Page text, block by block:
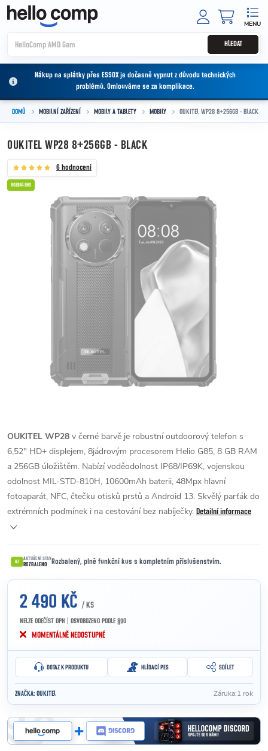
Přejít na obsah
HLEDAT
Nákup na splátky přes ESSOX je dočasně vypnut z důvodu technických
problémů. Omlouváme se za komplikace.
DOMŮ MOBILNÍ ZAŘÍZENÍ MOBILY A TABLETY MOBILY OUKITEL WP28 8+256GB - BLACK
OUKITEL WP28 8+256GB - BLACK
6 hodnocení
ROZBALENO
OUKITEL WP28 v černé barvě je robustní outdoorový telefon s
6,52" HD+ displejem, 8jádrovým procesorem Helio G85, 8 GB RAM
a 256GB úložištěm. Nabízí voděodolnost IP68/IP69K, vojenskou
odolnost MIL-STD-810H, 10600mAh baterii, 48Mpx hlavní
fotoaparát, NFC, čtečku otisků prstů a Android 13. Skvělý parťák do
extrémních podmínek i na cestování bez nabíječky. Detailní informace
RZ AKTUÁLNÍ STAV
ROZBALENO Rozbalený, plně funkční kus s kompletním příslušenstvím.
2 490 KČ / KS
NELZE ODEČÍST DPH | OSVOBOZENO PODLE §90
Měrná cena:
MOMENTÁLNĚ NEDOSTUPNÉ
DOTAZ K PRODUKTU HLÍDACÍ PES SDÍLET
ZNAČKA: OUKITEL Záruka:1 rok